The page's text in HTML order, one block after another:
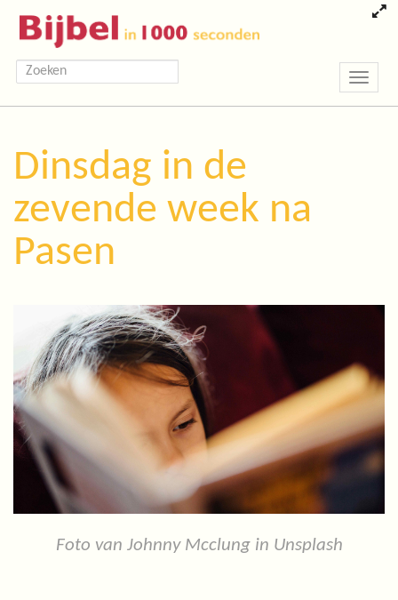
Toggle
Dinsdag in de
zevende week na
Pasen
Foto van Johnny Mcclung in Unsplash